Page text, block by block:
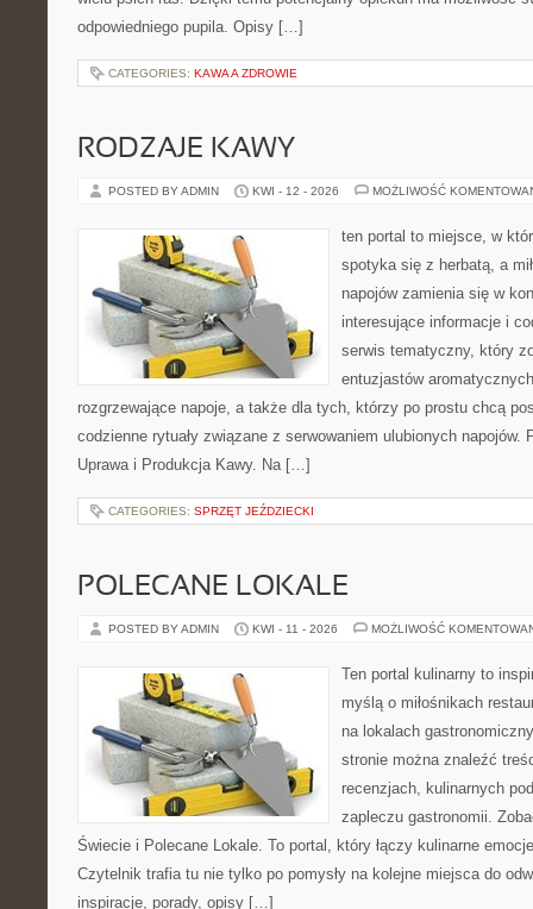
odpowiedniego pupila. Opisy […]
CATEGORIES: KAWA A ZDROWIE
RODZAJE KAWY
POSTED BY ADMIN KWI - 12 - 2026 MOŻLIWOŚĆ
ten portal to miejsce, w
spotyka się z herbatą, a
napojów zamienia się w
interesujące informacje i
serwis tematyczny, który
entuzjastów
rozgrzewające napoje, a także dla tych, którzy po prostu chcą
codzienne rytuały związane z serwowaniem ulubionych napojów.
Uprawa i Produkcja Kawy. Na […]
CATEGORIES: SPRZĘT JEŹDZIECKI
POLECANE LOKALE
POSTED BY ADMIN KWI - 11 - 2026 MOŻLIWOŚĆ
Ten portal kulinarny to
myślą o miłośnikach
na lokalach
stronie można znaleźć
recenzjach, kulinarnych
zapleczu gastronomii.
Świecie i Polecane Lokale. To portal, który łączy kulinarne
Czytelnik trafia tu nie tylko po pomysły na kolejne miejsca do
inspiracje, porady, opisy […]